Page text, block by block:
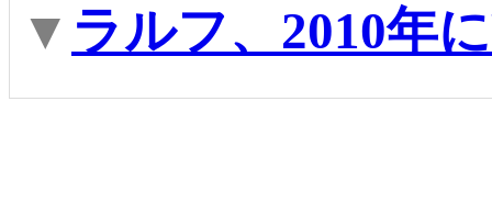
▼ ラルフ、2010年